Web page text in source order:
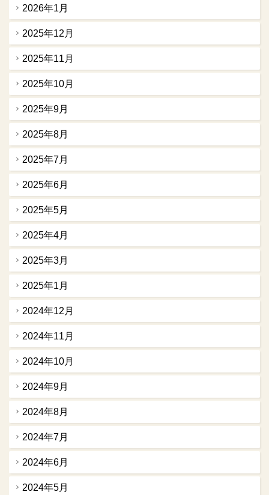
2026年1月
2025年12月
2025年11月
2025年10月
2025年9月
2025年8月
2025年7月
2025年6月
2025年5月
2025年4月
2025年3月
2025年1月
2024年12月
2024年11月
2024年10月
2024年9月
2024年8月
2024年7月
2024年6月
2024年5月